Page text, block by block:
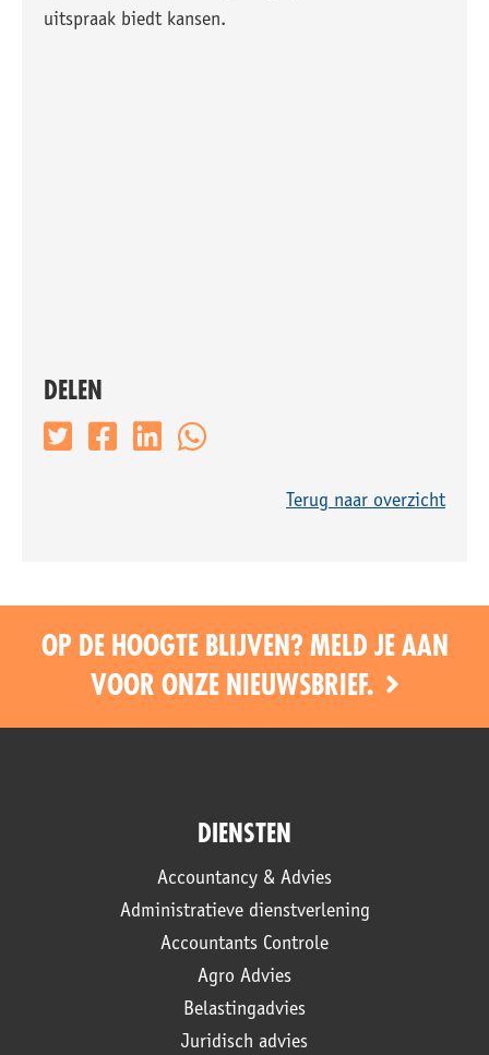
uitspraak biedt kansen.
DELEN
Terug naar overzicht
OP DE HOOGTE BLIJVEN? MELD JE AAN
VOOR ONZE NIEUWSBRIEF.
DIENSTEN
Accountancy & Advies
Administratieve dienstverlening
Accountants Controle
Agro Advies
Belastingadvies
Juridisch advies